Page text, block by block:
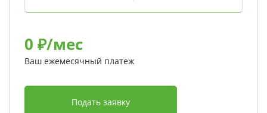
0 ₽/мес
Ваш ежемесячный платеж
Подать заявку